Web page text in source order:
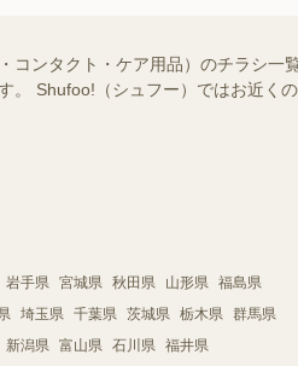
コンタクト・ケア用品）のチラシ
。 Shufoo!（シュフー）ではお近く
岩手県 宮城県 秋田県 山形県 福島県
埼玉県 千葉県 茨城県 栃木県 群馬県
新潟県 富山県 石川県 福井県